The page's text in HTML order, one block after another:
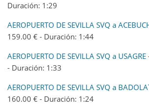
Duración: 1:29
AEROPUERTO DE SEVILLA SVQ a
159.00 € - Duración: 1:44
AEROPUERTO DE SEVILLA SVQ a USAGRE
- Duración: 1:33
AEROPUERTO DE SEVILLA SVQ a
160.00 € - Duración: 1:24